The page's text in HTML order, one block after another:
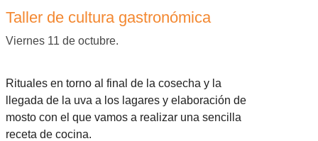
Taller de cultura gastronómica
Viernes 11 de octubre.
Rituales en torno al final de la cosecha y la
llegada de la uva a los lagares y elaboración de
mosto con el que vamos a realizar una sencilla
receta de cocina.